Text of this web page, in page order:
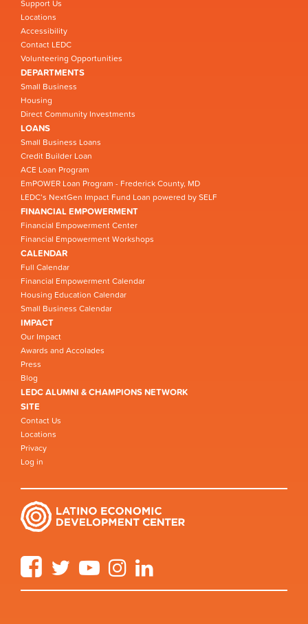
Support Us
Locations
Accessibility
Contact LEDC
Volunteering Opportunities
DEPARTMENTS
Small Business
Housing
Direct Community Investments
LOANS
Small Business Loans
Credit Builder Loan
ACE Loan Program
EmPOWER Loan Program - Frederick County, MD
LEDC’s NextGen Impact Fund Loan powered by SELF
FINANCIAL EMPOWERMENT
Financial Empowerment Center
Financial Empowerment Workshops
CALENDAR
Full Calendar
Financial Empowerment Calendar
Housing Education Calendar
Small Business Calendar
IMPACT
Our Impact
Awards and Accolades
Press
Blog
LEDC ALUMNI & CHAMPIONS NETWORK
SITE
Contact Us
Locations
Privacy
Log in
FacebookTwitter YouTube Instagram